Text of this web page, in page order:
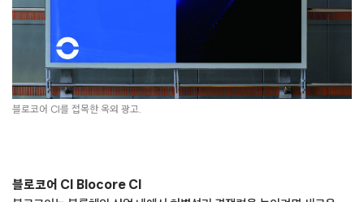
블로코어 CI를 접목한 옥외 광고.
블로코어 CI Blocore CI